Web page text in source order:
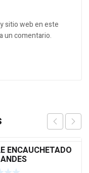
sitio web en este
un comentario.
ENCAUCHETADO